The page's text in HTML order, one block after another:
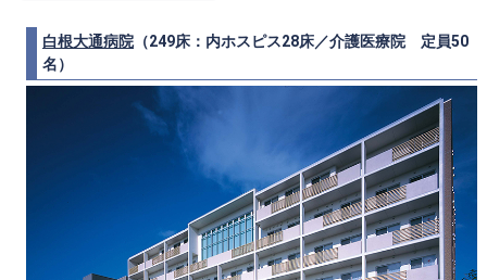
白根大通病院（249床：内ホスピス28床／介護医療院 定員50
名）